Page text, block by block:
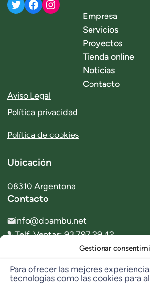
Gestionar
Para ofrecer las mejores
tecnologías como las cookies para
Twitter Facebook Instagram
Empresa
Servicios
Proyectos
Tienda online
Noticias
Contacto
Aviso Legal
Política privacidad
Política de cookies
Ubicación
08310 Argentona
Contacto
info@dbambu.net
Telf. Ventas: 93 797 29 42
Telf. Taller: 606 331 573
© 2023 dbambú. All Rights Reserved.